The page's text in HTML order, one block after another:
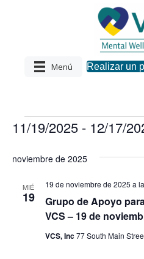
Realizar un
Menú
Eventos
11/19/2025 - 12/17/
e
noviembre de 2025
MIÉ
19
Grupo de Apoyo
VCS – 19 de
19 de noviembre de 2025 a
VCS, Inc77 South Main